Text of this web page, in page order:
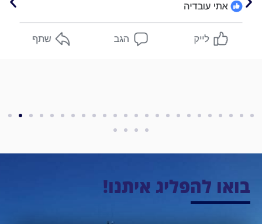
בואו להפליג איתנו!